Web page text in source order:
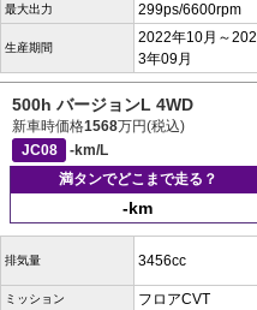
最大出力 299ps/6600rpm
生産期間
2022年10月～202
3年09月
500h バージョンL 4WD
新車時価格1568万円(税込)
JC08
-km/L
満タンでどこまで走る？
-km
排気量 3456cc
ミッション フロアCVT